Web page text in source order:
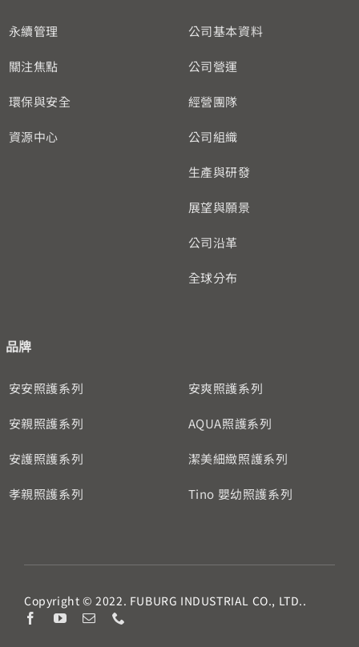
永續管理
關注焦點
環保與安全
資源中心
公司基本資料
公司營運
經營團隊
公司組織
生產與研發
展望與願景
公司沿革
全球分布
品牌
安安照護系列
安親照護系列
安護照護系列
孝親照護系列
安爽照護系列
AQUA照護系列
潔美細緻照護系列
Tino 嬰幼照護系列
Copyright © 2022. FUBURG INDUSTRIAL CO., LTD..